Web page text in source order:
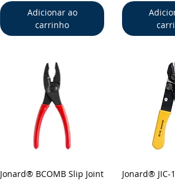
Adicionar ao
carrinho
Visualização rápida
Jonard® BCOMB Slip Joint
Jonard® JIC-